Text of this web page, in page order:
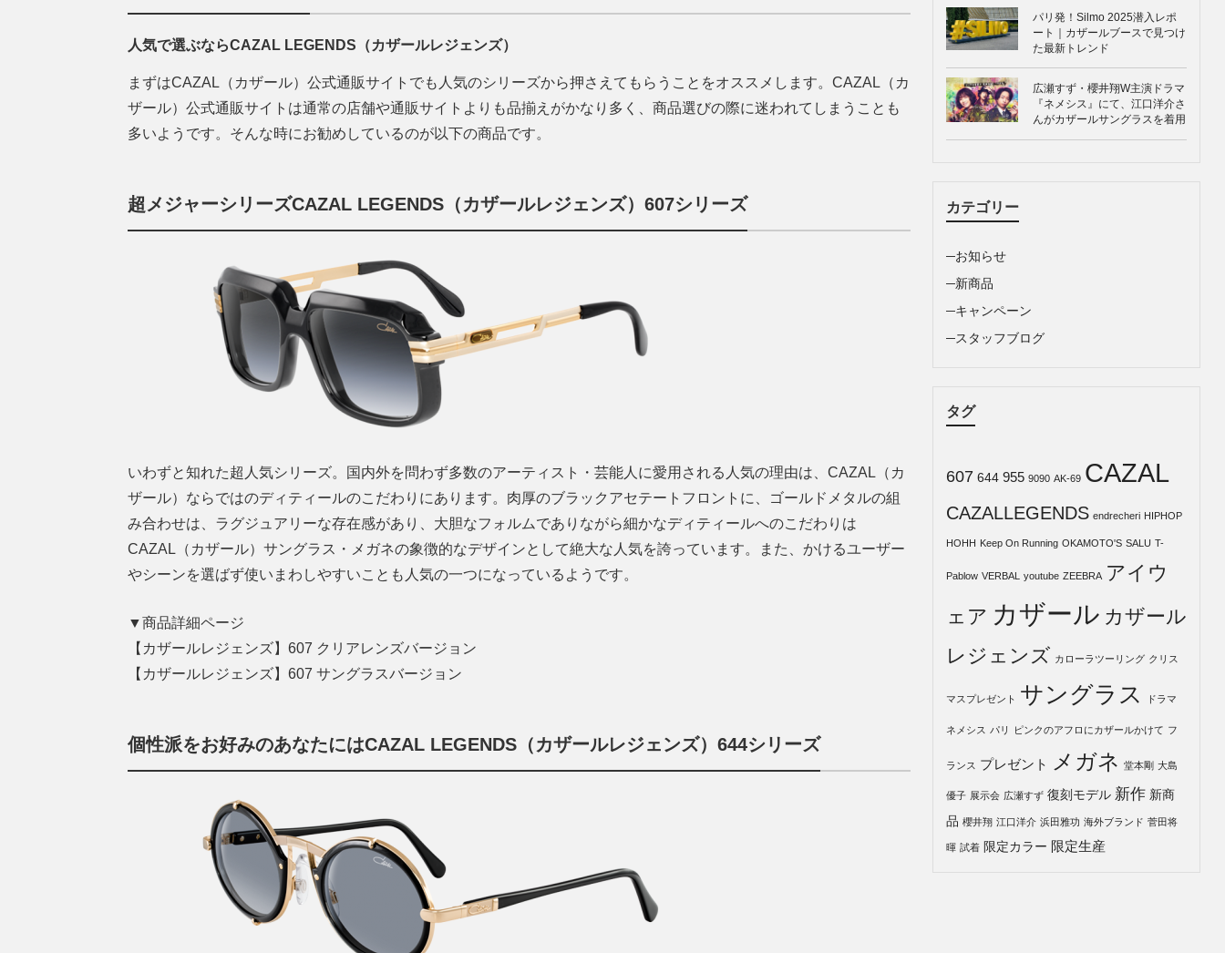
人気で選ぶならCAZAL LEGENDS（カザールレジェンズ）
まずはCAZAL（カザール）公式通販サイトでも人気のシリーズから押さえてもらうことをオススメします。CAZAL（カ
ザール）公式通販サイトは通常の店舗や通販サイトよりも品揃えがかなり多く、商品選びの際に迷われてしまうことも
多いようです。そんな時にお勧めしているのが以下の商品です。
超メジャーシリーズCAZAL LEGENDS（カザールレジェンズ）607シリーズ
いわずと知れた超人気シリーズ。国内外を問わず多数のアーティスト・芸能人に愛用される人気の理由は、CAZAL（カ
ザール）ならではのディティールのこだわりにあります。肉厚のブラックアセテートフロントに、ゴールドメタルの組
み合わせは、ラグジュアリーな存在感があり、大胆なフォルムでありながら細かなディティールへのこだわりは
CAZAL（カザール）サングラス・メガネの象徴的なデザインとして絶大な人気を誇っています。また、かけるユーザー
やシーンを選ばず使いまわしやすいことも人気の一つになっているようです。
▼商品詳細ページ
【カザールレジェンズ】607 クリアレンズバージョン
【カザールレジェンズ】607 サングラスバージョン
個性派をお好みのあなたにはCAZAL LEGENDS（カザールレジェンズ）644シリーズ
パリ発！Silmo 2025潜入レポ
ート｜カザールブースで見つけ
た最新トレンド
広瀬すず・櫻井翔W主演ドラマ
『ネメシス』にて、江口洋介さ
んがカザールサングラスを着用
カテゴリー
お知らせ
新商品
キャンペーン
スタッフブログ
タグ
607 644 955 9090 AK-69 CAZAL
CAZALLEGENDS endrecheri HIPHOP
HOHH Keep On Running OKAMOTO'S SALU T-
Pablow VERBAL youtube ZEEBRA アイウ
ェア カザール カザール
レジェンズ カローラツーリング クリス
マスプレゼント サングラス ドラマ
ネメシス パリ ピンクのアフロにカザールかけて フ
ランス プレゼント メガネ 堂本剛 大島
優子 展示会 広瀬すず 復刻モデル 新作 新商
品 櫻井翔 江口洋介 浜田雅功 海外ブランド 菅田将
暉 試着 限定カラー 限定生産